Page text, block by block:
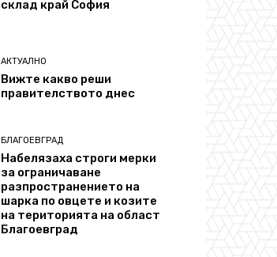
склад край София
АКТУАЛНО
Вижте какво реши
правителството днес
БЛАГОЕВГРАД
Набелязаха строги мерки
за ограничаване
разпространението на
шарка по овцете и козите
на територията на област
Благоевград